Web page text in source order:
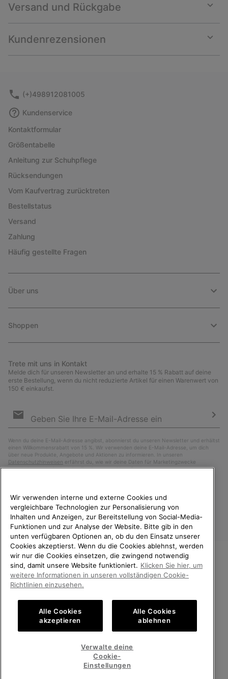
Versand und Rückgabe
or
Kundenrezensionen
or
(+)498912081005
Kundenservice
Kontaktformular
Größentabelle
Anleitung zur Schuhpflege
Rücksendungen
Vom Kaufvertrag zurücktreten
Bestellstatus
Versand
Zahlung
Häufig gestellte Fragen
Über uns
Shoppen
Trete mit uns in Kontakt
Melde dich für unseren Newsletter an und erhalte 15 % Rabatt auf deine
erste Bestellung, wenn du nicht reduzierte Artikel für einen Warenwert von
150 € einkaufst.
Anmeldung
Wenn du deine E-Mail-Adresse angibst, abonnierst du unseren Newsletter und erhältst
einen Willkommensrabatt von 15 %. Wir verwenden deine E-Mail-Adresse, um dich
über neue Produkte, Angebote und Aktionen zu informieren. In unseren
Datenschutzhinweisen erfährst du, wie wir deine Daten für Marketingzwecke
verarbeiten und wie du deine Zustimmung widerrufen kannst.
Deutschland
©2026SOREL. Alle Rechte vorbehalten.
Datenschutz Nutzungsbedingungen
Allgemeine Verkaufsbedingungen Garantiebestimmungen
Impressum Public CBCR
Kundenservice: Mo- Fr. 9:00 - 13:00 & 14:00- 18:00 Uhr
WILLKOMMEN BEI SOREL.
BITTE WÄHLEN SIE IHR
LIEFERLAND.
Online-Einkauf verfügbar
Deutschland
Wir verwenden interne und externe Cookies und
vergleichbare Technologien zur Personalisierung von
Inhalten und Anzeigen, zur Bereitstellung von Social-Media-
Funktionen und zur Analyse der Website. Bitte gib in den
unten verfügbaren Optionen an, ob du den Einsatz unserer
Cookies akzeptierst. Wenn du die Cookies ablehnst, werden
wir nur die Cookies einsetzen, die zwingend notwendig
sind, damit unsere Website funktioniert. Klicken Sie hier, um
weitere Informationen in unseren vollständigen Cookie-
Richtlinien einzusehen.
Alle Cookies
akzeptieren
Alle Cookies
ablehnen
Verwalte deine
Cookie-
Einstellungen